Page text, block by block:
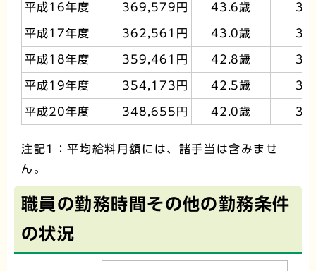
平成16年度 369,579円 43.6歳
平成17年度 362,561円 43.0歳
平成18年度 359,461円 42.8歳
平成19年度 354,173円 42.5歳
平成20年度 348,655円 42.0歳
注記1：平均給料月額には、諸手当は含みませ
ん。
職員の勤務時間その他の勤務条件
の状況